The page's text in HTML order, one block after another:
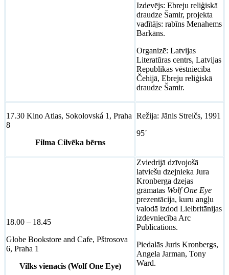
Izdevējs: Ebreju reliģiskā
draudze Šamir, projekta
vadītājs: rabīns Menahems
Barkāns.
Organizē: Latvijas
Literatūras centrs, Latvijas
Republikas vēstniecība
Čehijā, Ebreju reliģiskā
draudze Šamir.
17.30 Kino Atlas, Sokolovská 1, Praha
8
Filma Cilvēka bērns
Režija: Jānis Streičs, 1991
95´
18.00 – 18.45
Globe Bookstore and Cafe, Pštrosova
6, Praha 1
Vilks vienacis (Wolf One Eye)
Zviedrijā dzīvojošā
latviešu dzejnieka Jura
Kronberga dzejas
grāmatas Wolf One Eye
prezentācija, kuru angļu
valodā izdod Lielbritānijas
izdevniecība Arc
Publications.
Piedalās Juris Kronbergs,
Angela Jarman, Tony
Ward.